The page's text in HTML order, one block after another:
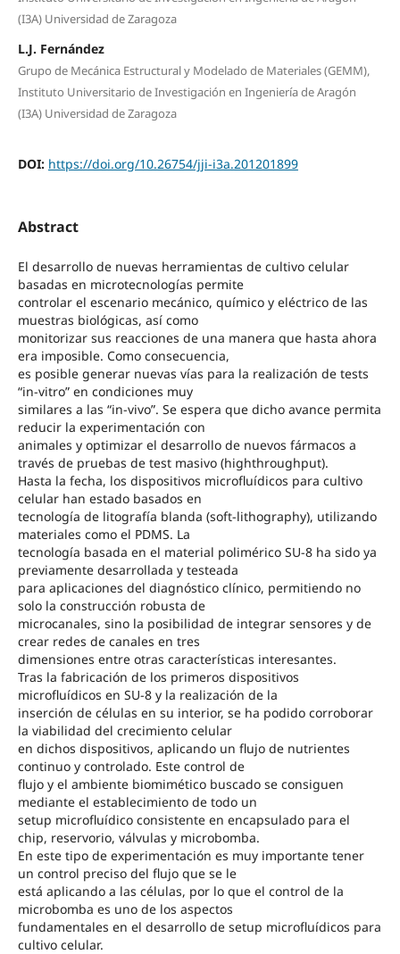
(I3A) Universidad de Zaragoza
L.J. Fernández
Grupo de Mecánica Estructural y Modelado de Materiales (GEMM),
Instituto Universitario de Investigación en Ingeniería de Aragón
(I3A) Universidad de Zaragoza
DOI: https://doi.org/10.26754/jji-i3a.201201899
Abstract
El desarrollo de nuevas herramientas de cultivo celular
basadas en microtecnologías permite
controlar el escenario mecánico, químico y eléctrico de las
muestras biológicas, así como
monitorizar sus reacciones de una manera que hasta ahora
era imposible. Como consecuencia,
es posible generar nuevas vías para la realización de tests
“in-vitro” en condiciones muy
similares a las “in-vivo”. Se espera que dicho avance permita
reducir la experimentación con
animales y optimizar el desarrollo de nuevos fármacos a
través de pruebas de test masivo (highthroughput).
Hasta la fecha, los dispositivos microfluídicos para cultivo
celular han estado basados en
tecnología de litografía blanda (soft-lithography), utilizando
materiales como el PDMS. La
tecnología basada en el material polimérico SU-8 ha sido ya
previamente desarrollada y testeada
para aplicaciones del diagnóstico clínico, permitiendo no
solo la construcción robusta de
microcanales, sino la posibilidad de integrar sensores y de
crear redes de canales en tres
dimensiones entre otras características interesantes.
Tras la fabricación de los primeros dispositivos
microfluídicos en SU-8 y la realización de la
inserción de células en su interior, se ha podido corroborar
la viabilidad del crecimiento celular
en dichos dispositivos, aplicando un flujo de nutrientes
continuo y controlado. Este control de
flujo y el ambiente biomimético buscado se consiguen
mediante el establecimiento de todo un
setup microfluídico consistente en encapsulado para el
chip, reservorio, válvulas y microbomba.
En este tipo de experimentación es muy importante tener
un control preciso del flujo que se le
está aplicando a las células, por lo que el control de la
microbomba es uno de los aspectos
fundamentales en el desarrollo de setup microfluídicos para
cultivo celular.